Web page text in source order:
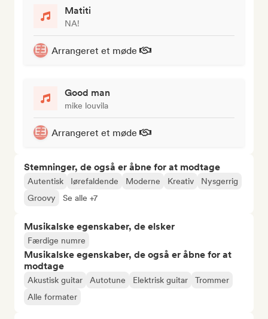
Matiti
NA!
Arrangeret et møde
Good man
mike louvila
Arrangeret et møde
Stemninger, de også er åbne for at modtage
Autentisk Iørefaldende Moderne Kreativ
Nysgerrig
Groovy
Se alle +7
Musikalske egenskaber, de elsker
Færdige numre
Musikalske egenskaber, de også er åbne for at
modtage
Akustisk guitar Autotune Elektrisk guitar
Trommer
Alle formater